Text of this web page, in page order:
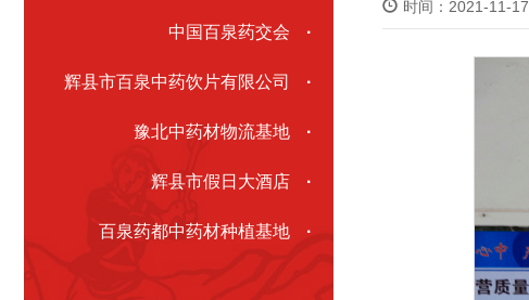
时间：2021-11-17
中国百泉药交会 ·
辉县市百泉中药饮片有限公司 ·
豫北中药材物流基地 ·
辉县市假日大酒店 ·
百泉药都中药材种植基地 ·